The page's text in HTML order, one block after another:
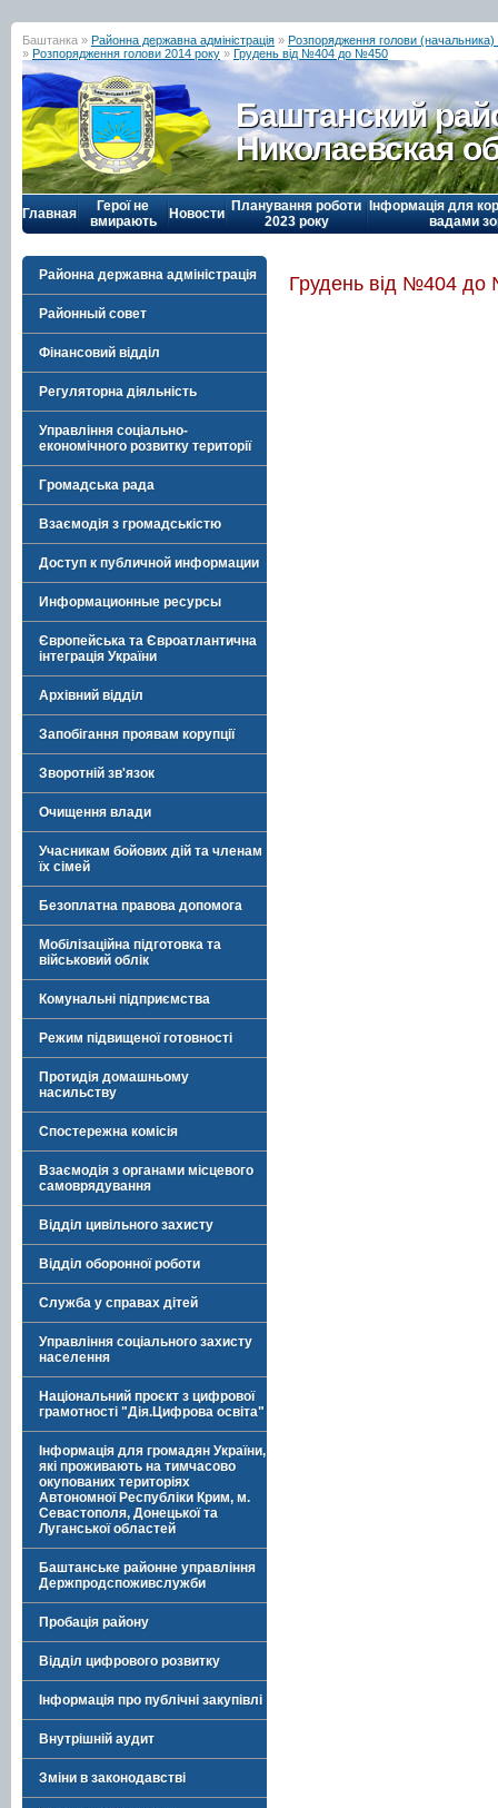
Баштанка » Районна державна адміністрація » Розпорядження голови (начальника)
» Розпорядження голови 2014 року » Грудень від №404 до №450
Баштанский
Николаевская
Главная
Герої не
вмирають
Новости Планування роботи
2023 року
Інформація для
вадами
Районна державна адміністрація
Районный совет
Фінансовий відділ
Регуляторна діяльність
Управління соціально-
економічного розвитку території
Громадська рада
Взаємодія з громадськістю
Доступ к публичной информации
Информационные ресурсы
Європейська та Євроатлантична
інтеграція України
Архівний відділ
Запобігання проявам корупції
Зворотній зв'язок
Очищення влади
Учасникам бойових дій та членам
їх сімей
Безоплатна правова допомога
Мобілізаційна підготовка та
військовий облік
Комунальні підприємства
Режим підвищеної готовності
Протидія домашньому
насильству
Спостережна комісія
Взаємодія з органами місцевого
самоврядування
Відділ цивільного захисту
Відділ оборонної роботи
Служба у справах дітей
Управління соціального захисту
населення
Національний проєкт з цифрової
грамотності "Дія.Цифрова освіта"
Інформація для громадян України,
які проживають на тимчасово
окупованих територіях
Автономної Республіки Крим, м.
Севастополя, Донецької та
Луганської областей
Баштанське районне управління
Держпродспоживслужби
Пробація району
Відділ цифрового розвитку
Інформація про публічні закупівлі
Внутрішній аудит
Зміни в законодавстві
Грудень від №404